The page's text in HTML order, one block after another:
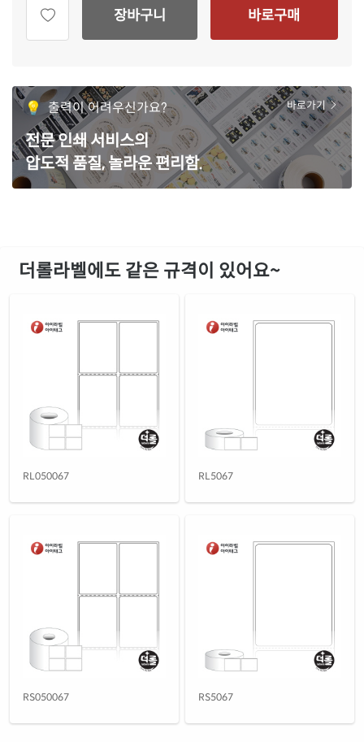
장바구니 바로구매
출력이 어려우신가요?
전문 인쇄 서비스의
압도적 품질, 놀라운 편리함.
바로가기
더롤라벨에도 같은 규격이 있어요~
RL050067 RL5067
RS050067 RS5067